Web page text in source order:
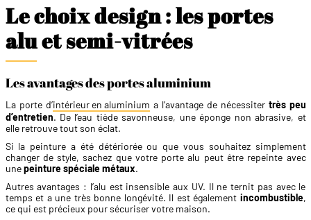
Le choix design : les portes
alu et semi-vitrées
Les avantages des portes aluminium
La porte d’intérieur en aluminium a l’avantage de nécessiter très peu
d’entretien. De l’eau tiède savonneuse, une éponge non abrasive, et
elle retrouve tout son éclat.
Si la peinture a été détériorée ou que vous souhaitez simplement
changer de style, sachez que votre porte alu peut être repeinte avec
unepeinture spéciale métaux.
Autres avantages : l’alu est insensible aux UV. Il ne ternit pas avec le
temps et a une très bonne longévité. Il est également incombustible,
ce qui est précieux pour sécuriser votre maison.